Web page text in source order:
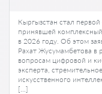
Кыргызстан стал
принявшей
в 2026 году. Об этом
Рахат Жусумамбетова в
вопросам цифровой и
эксперта,
искусственного
[…]